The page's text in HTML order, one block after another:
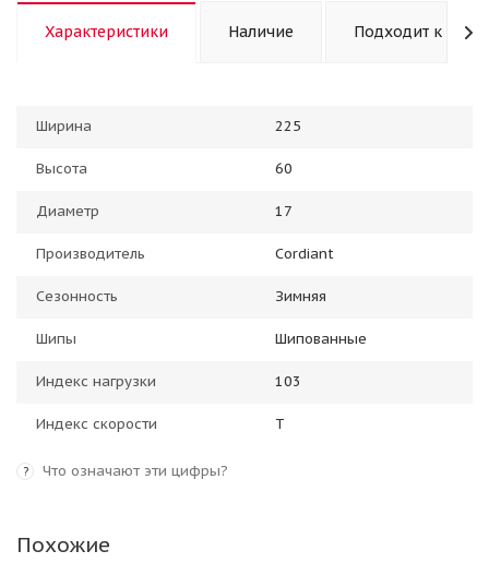
Характеристики Наличие Подходит к авто
Ширина 225
Высота 60
Диаметр 17
Производитель Cordiant
Сезонность Зимняя
Шипы Шипованные
Индекс нагрузки 103
Индекс скорости T
? Что означают эти цифры?
Похожие